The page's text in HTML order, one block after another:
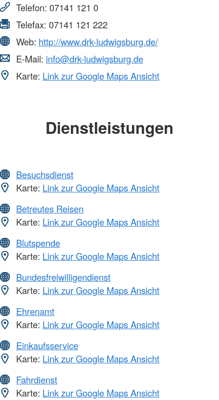
Telefon: 07141 121 0
Telefax: 07141 121 222
Web: http://www.drk-ludwigsburg.de/
E-Mail: info@drk-ludwigsburg.de
Karte: Link zur Google Maps Ansicht
Dienstleistungen
Besuchsdienst
Karte: Link zur Google Maps Ansicht
Betreutes Reisen
Karte: Link zur Google Maps Ansicht
Blutspende
Karte: Link zur Google Maps Ansicht
Bundesfreiwilligendienst
Karte: Link zur Google Maps Ansicht
Ehrenamt
Karte: Link zur Google Maps Ansicht
Einkaufsservice
Karte: Link zur Google Maps Ansicht
Fahrdienst
Karte: Link zur Google Maps Ansicht